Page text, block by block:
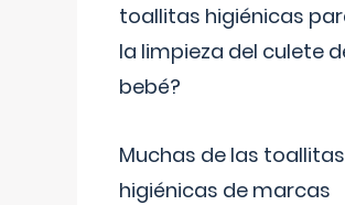
toallitas higiénicas
la limpieza del culete
bebé?
Muchas de las toallitas
higiénicas de marcas